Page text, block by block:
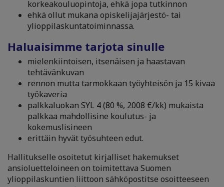
korkeakouluopintoja, ehkä jopa tutkinnon
ehkä ollut mukana opiskelijajärjestö- tai
ylioppilaskuntatoiminnassa.
Haluaisimme tarjota sinulle
mielenkiintoisen, itsenäisen ja haastavan
tehtävänkuvan
rennon mutta tarmokkaan työyhteisön ja 15 kivaa
työkaveria
palkkaluokan SYL 4 (80 %, 2008 €/kk) mukaista
palkkaa mahdollisine koulutus- ja
kokemuslisineen
erittäin hyvät työsuhteen edut.
Hallitukselle osoitetut kirjalliset hakemukset
ansioluetteloineen on toimitettava Suomen
ylioppilaskuntien liittoon sähköpostitse osoitteeseen